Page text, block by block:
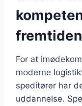
For at
moderne
speditører har
uddannelse.